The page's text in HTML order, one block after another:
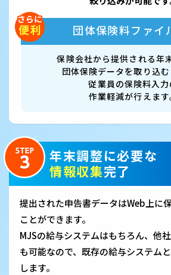
団体保険料ファイ
保険会社から提供される年
団体保険データを取り込む
従業員の保険料入力
作業軽減が行えます
年末調整に必要な
情報収集完了
提出された申告書データはWeb上に
ことができます。
MJSの給与システムはもちろん、他
も可能なので、既存の給与システム
します。